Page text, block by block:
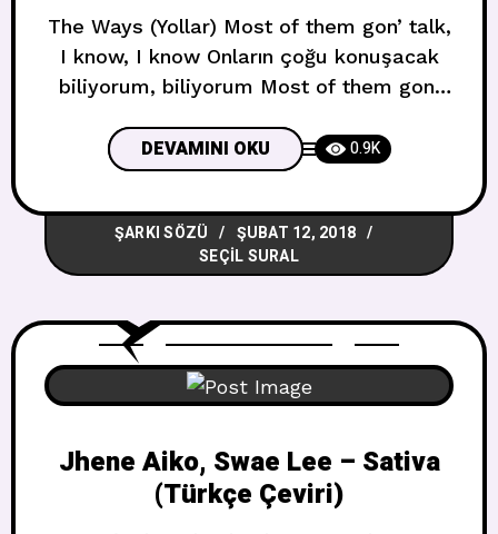
The Ways (Yollar) Most of them gon’ talk,
I know, I know Onların çoğu konuşacak
biliyorum, biliyorum Most of them gon’
biliyorum, biliyorum We gon’ bet it all, I
know-ow-ow-ow Hepsine bahse
gireceğiz, biliyorum We gon’ bet it all, I
know-ow Hepsine bahse gireceğiz,
biliyorum
DEVAMINI OKU 0.9K
ŞARKI SÖZÜ
ŞUBAT 12, 2018
SEÇIL SURAL
Jhene Aiko, Swae Lee – Sativa
(Türkçe Çeviri)